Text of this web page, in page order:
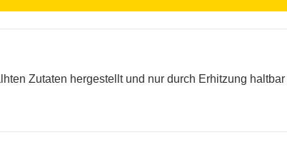
Zutaten hergestellt und nur durch Erhitzung haltbar